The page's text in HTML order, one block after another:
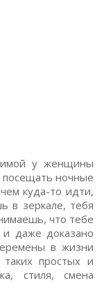
у женщины
посещать ночные
куда-то идти,
в зеркале, тебя
что тебе
и даже доказано
в жизни
простых и
стиля, смена